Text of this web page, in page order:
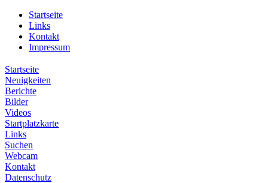
Startseite
Links
Kontakt
Impressum
Startseite
Neuigkeiten
Berichte
Bilder
Videos
Startplatzkarte
Links
Suchen
Webcam
Kontakt
Datenschutz